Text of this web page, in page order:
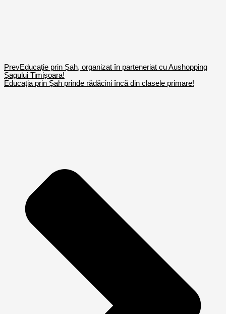
PrevEducație prin Șah, organizat în parteneriat cu Aushopping
Șagului Timișoara!
Educația prin Șah prinde rădăcini încă din clasele primare!